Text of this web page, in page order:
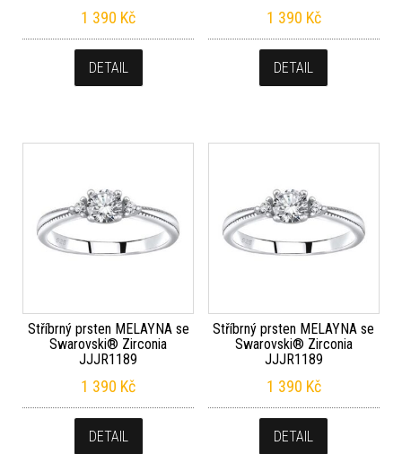
1 390 Kč
DETAIL
1 390 Kč
DETAIL
Stříbrný prsten MELAYNA se
Swarovski® Zirconia
JJJR1189
1 390 Kč
DETAIL
Stříbrný prsten MELAYNA se
Swarovski® Zirconia
JJJR1189
1 390 Kč
DETAIL